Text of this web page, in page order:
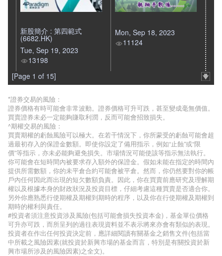
新股簡介 : 第四範式
(6682.HK)
Tue, Sep 19, 2023
13198
Mon, Sep 18, 2023
11124
[Page 1 of 15]
*證券交易的風險：
證券價格有時可能會非常波動。證券價格可升可跌，甚至變成毫無價值。
買賣證券未必一定能夠賺取利潤，反而可能會招致損失。
^期權交易的風險：
買賣期權的虧蝕風險可以極大。在若干情況下，你所蒙受的虧蝕可能會超
過最初存入的保證金數額。即使你設定了備用指示，例如“止蝕”或“限
價”等指示，亦未必能夠避免損失。市場情況可能使該等指示無法執行。
你可能會在短時間內被要求存入額外的保證金。假如未能在指定的時間內
提供所需數額，你的未平倉合約可能會被平倉。然而，你仍然要對你的帳
戶內任何因此而出現的短欠數額負責。因此，你在買賣前應研究及理解期
權以及根據本身的財政狀況及投資目標，仔細考慮這種買賣是否適合你。
另外你應熟悉行使期權及期權到期時的程序，以及你在行使期權及期權到
期時的權利與責任。
#投資者須注意投資涉及風險(包括可能會損失投資本金)，基金單位價格
可升亦可跌，而所呈列的過往表現資料並不表示將來亦會有類似的表現。
投資者在作出任何投資決定前，應詳細閱讀有關基金之銷售文件(包括當
中所載之風險因素(就投資於新興市場的基金而言，特別是有關投資於新
興市場所涉及的風險因素)之全文)。